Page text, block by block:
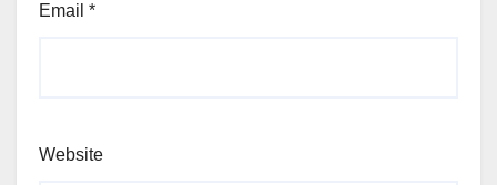
Email *
Website